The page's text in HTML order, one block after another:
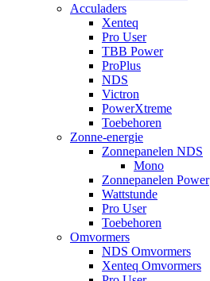
Acculaders
Xenteq
Pro User
TBB Power
ProPlus
NDS
Victron
PowerXtreme
Toebehoren
Zonne-energie
Zonnepanelen NDS
Mono
Zonnepanelen Power
Wattstunde
Pro User
Toebehoren
Omvormers
NDS Omvormers
Xenteq Omvormers